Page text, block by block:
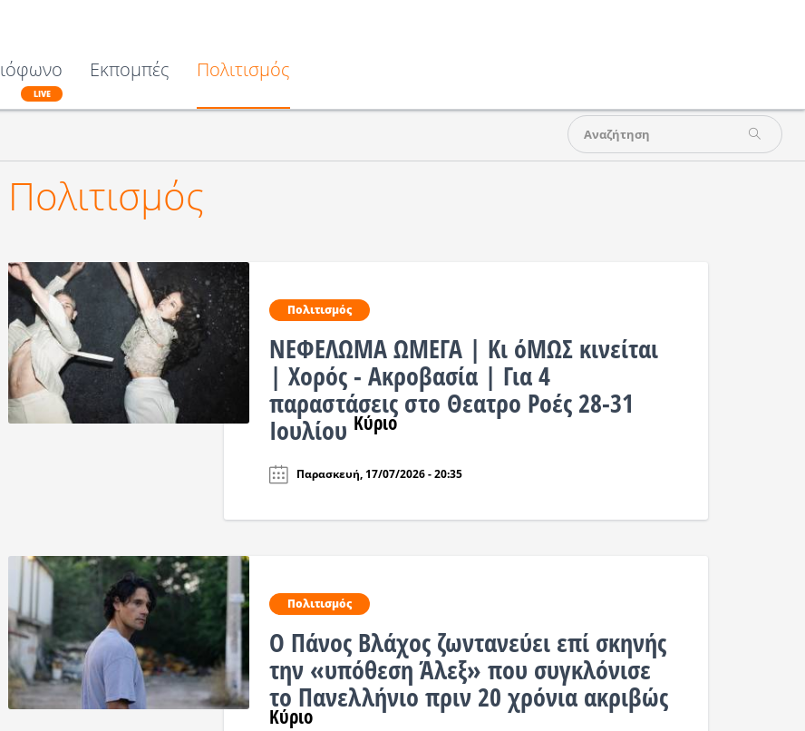
LIVE
Εκπομπές Πολιτισμός
Πολιτισμός
Πολιτισμός
ΝΕΦΕΛΩΜΑ ΩΜΕΓΑ | Κι όΜΩΣ κινείται
| Χορός - Ακροβασία | Για 4
παραστάσεις στο Θεατρο Ροές 28-31
Ιουλίου Κύριο
Παρασκευή, 17/07/2026 - 20:35
Πολιτισμός
Ο Πάνος Βλάχος ζωντανεύει επί σκηνής
την «υπόθεση Άλεξ» που συγκλόνισε
το Πανελλήνιο πριν 20 χρόνια ακριβώς
Κύριο